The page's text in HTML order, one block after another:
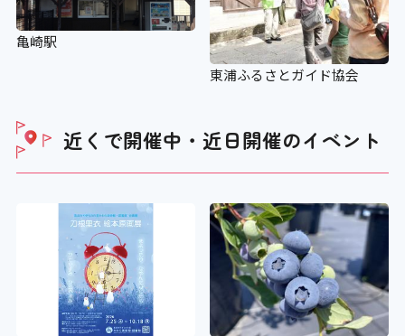
亀崎駅
東浦ふるさとガイド協会
近くで開催中・近日開催のイベント